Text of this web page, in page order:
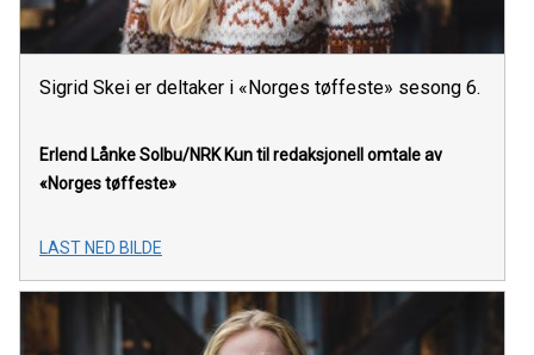
Sigrid Skei er deltaker i «Norges tøffeste» sesong 6.
Erlend Lånke Solbu/NRK Kun til redaksjonell omtale av
«Norges tøffeste»
LAST NED BILDE